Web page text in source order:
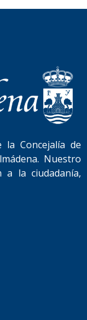
Concejalía de
Nuestro
a la ciudadanía,